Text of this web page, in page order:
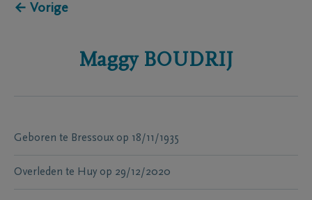
← Vorige
Maggy BOUDRIJ
Geboren te Bressoux op 18/11/1935
Overleden te Huy op 29/12/2020